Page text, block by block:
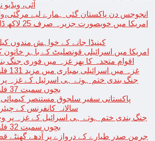
آئی،
انجوجس دن پاکستان گئی ہمارے لیے
امریکا میں
کینیڈا جانے کے خواہش مندوں
امریکا میں اسرائیلی قونصلیٹ کے باہر
اقوام متحدہ کا پھر غزہ میں فوری جنگ
غزہ میں اسرائیلی بمباری میں مزید 131 فلسطینی شہید
جنگ بندی ختم ہوتے ہی اسرئیل کے غزہ پر
بچوں سمیت 37 فلسطینی شہید
پاکستانی سفیر سلجوق مستنصر
سالانہ کانفرنس کے
جنگ بندی ختم ہوتے ہی اسرائیل کے غزہ پر
بچوں سمیت 32 فلسطینی شہید
جرمن صدر طیارے کے دروازے پر آدھے گھنٹے